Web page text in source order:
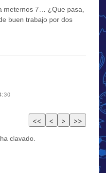
meternos 7… ¿Que pasa,
buen trabajo por dos
clavado.